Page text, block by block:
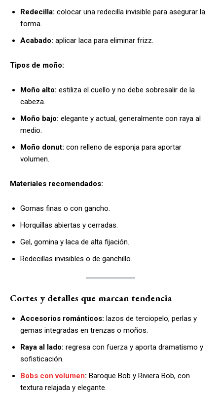
Redecilla: colocar una redecilla invisible para asegurar la
forma.
Acabado: aplicar laca para eliminar frizz.
Tipos de moño:
Moño alto: estiliza el cuello y no debe sobresalir de la
cabeza.
Moño bajo: elegante y actual, generalmente con raya al
medio.
Moño donut: con relleno de esponja para aportar
volumen.
Materiales recomendados:
Gomas finas o con gancho.
Horquillas abiertas y cerradas.
Gel, gomina y laca de alta fijación.
Redecillas invisibles o de ganchillo.
Cortes y detalles que marcan tendencia
Accesorios románticos: lazos de terciopelo, perlas y
gemas integradas en trenzas o moños.
Raya al lado: regresa con fuerza y aporta dramatismo y
sofisticación.
Bobs con volumen: Baroque Bob y Riviera Bob, con
textura relajada y elegante.